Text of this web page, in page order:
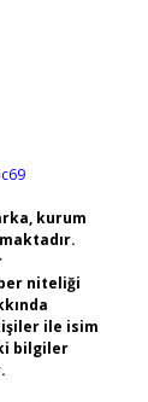
kurum
niteliği
ile isim
bilgiler